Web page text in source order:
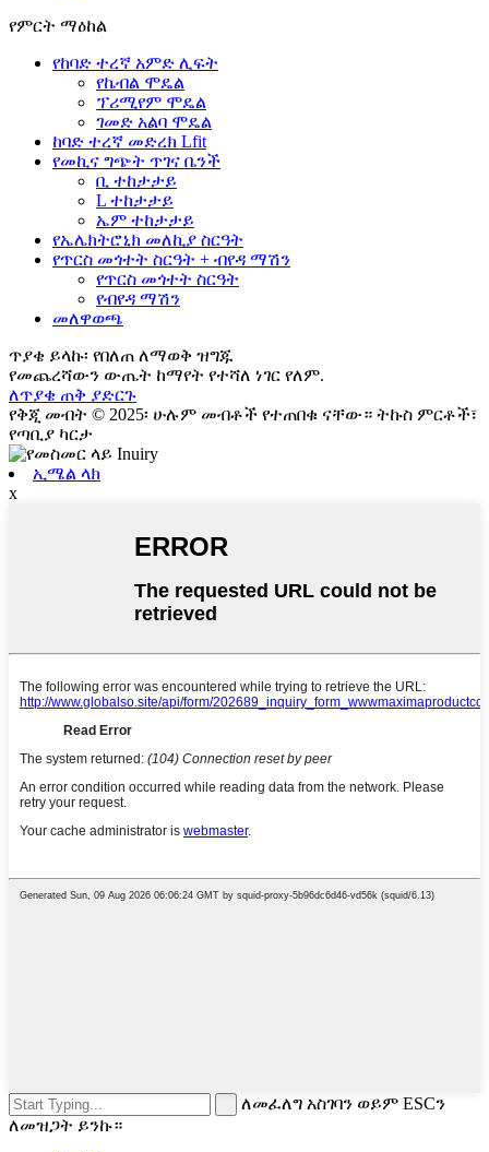
የምርት ማዕከል
የከባድ ተረኛ አምድ ሊፍት
የኬብል ሞዴል
ፕሪሚየም ሞዴል
ገመድ አልባ ሞዴል
ከባድ ተረኛ መድረክ Lfit
የመኪና ግጭት ጥገና ቤንች
ቢ ተከታታይ
L ተከታታይ
ኤም ተከታታይ
የኤሌክትሮኒክ መለኪያ ስርዓት
የጥርስ መጎተት ስርዓት + ብየዳ ማሽን
የጥርስ መጎተት ስርዓት
የብየዳ ማሽን
መለዋወጫ
ጥያቄ ይላኩ፡ የበለጠ ለማወቅ ዝግጁ
የመጨረሻውን ውጤት ከማየት የተሻለ ነገር የለም.
ለጥያቄ ጠቅ ያድርጉ
የቅጂ መብት © 2025፡ ሁሉም መብቶች የተጠበቁ ናቸው። ትኩስ ምርቶች፣
የጣቢያ ካርታ
ኢሜል ላክ
x
ለመፈለግ አስገባን ወይም ESCን
ለመዝጋት ይንኩ።